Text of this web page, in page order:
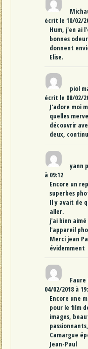
écrit le 10/02/
Hum, j'en ai
bonnes
donnent
Elise.
piol
écrit le 08/02/
J'adore moi
quelles
découvrir
deux,
yann
à 09:12
Encore un
superbes
Il y avait de
aller.
j'ai bien
l'appareil
Merci jean
évidemment
04/02/2018 à
Encore une
pour le film
images,
Camargue
Jean-Paul